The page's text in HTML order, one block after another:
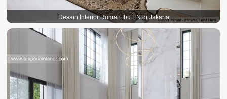
Desain Interior Rumah Ibu EN di Jakarta